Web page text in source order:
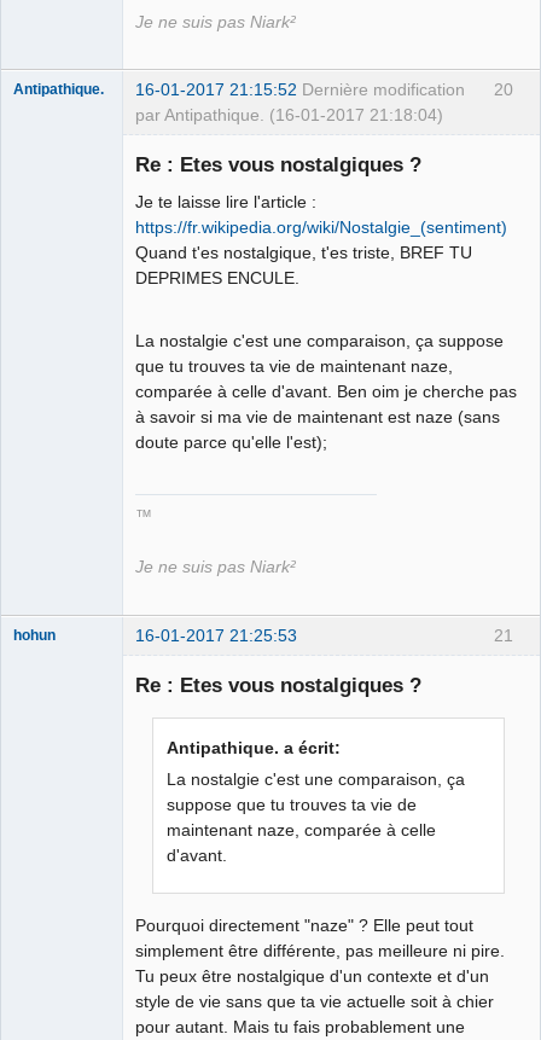
Je ne suis pas Niark²
20
Antipathique. 16-01-2017 21:15:52 Dernière modification
par Antipathique. (16-01-2017 21:18:04)
Re : Etes vous nostalgiques ?
Je te laisse lire l'article :
https://fr.wikipedia.org/wiki/Nostalgie_(sentiment)
Quand t'es nostalgique, t'es triste, BREF TU
DEPRIMES ENCULE.
La nostalgie c'est une comparaison, ça suppose
que tu trouves ta vie de maintenant naze,
comparée à celle d'avant. Ben oim je cherche pas
à savoir si ma vie de maintenant est naze (sans
doute parce qu'elle l'est);
™
Je ne suis pas Niark²
21
hohun 16-01-2017 21:25:53
Re : Etes vous nostalgiques ?
Antipathique. a écrit:
La nostalgie c'est une comparaison, ça
suppose que tu trouves ta vie de
maintenant naze, comparée à celle
d'avant.
Pourquoi directement "naze" ? Elle peut tout
simplement être différente, pas meilleure ni pire.
Tu peux être nostalgique d'un contexte et d'un
style de vie sans que ta vie actuelle soit à chier
pour autant. Mais tu fais probablement une